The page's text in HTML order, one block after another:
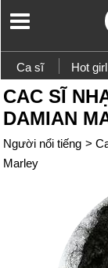
Ca sĩ Hot girl
CAC SĨ
DAMIAN
Người nổi tiếng >
Marley